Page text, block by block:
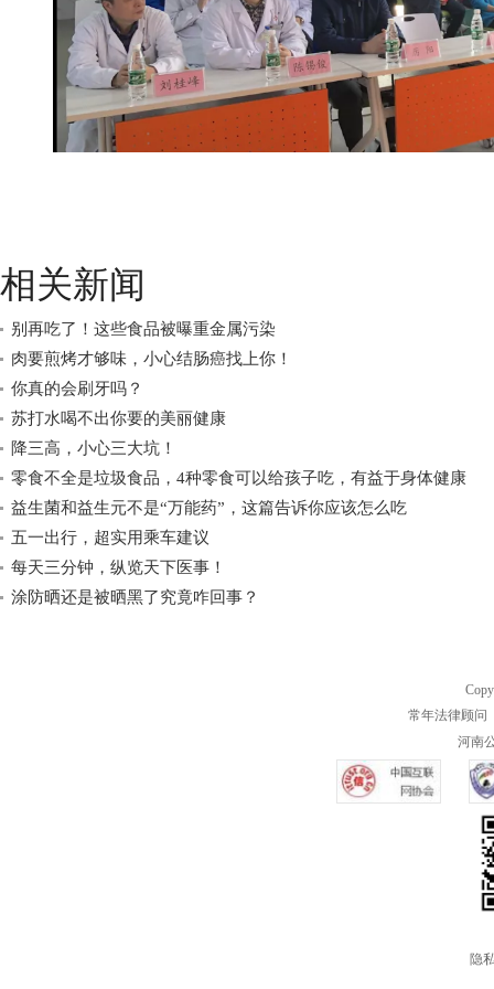
相关新闻
别再吃了！这些食品被曝重金属污染
肉要煎烤才够味，小心结肠癌找上你！
你真的会刷牙吗？
苏打水喝不出你要的美丽健康
降三高，小心三大坑！
零食不全是垃圾食品，4种零食可以给孩子吃，有益于身体健康
益生菌和益生元不是“万能药”，这篇告诉你应该怎么吃
五一出行，超实用乘车建议
每天三分钟，纵览天下医事！
涂防晒还是被晒黑了究竟咋回事？
常年法律顾问
河南
隐